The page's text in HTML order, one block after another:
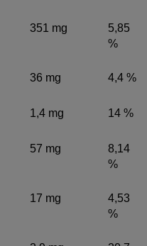
351 mg
5,85
%
36 mg 4,4 %
1,4 mg 14 %
57 mg
8,14
%
17 mg
4,53
%